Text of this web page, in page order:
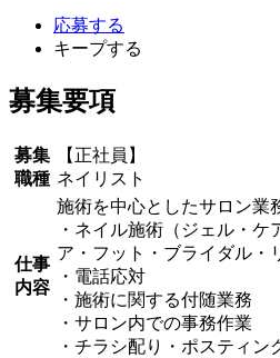
応募する
キープする
募集要項
募集
職種
【正社員】
ネイリスト
仕事
内容
施術を中心としたサロン業
・ネイル施術（ジェル・ケ
ア・フット・ブライダル・
・電話応対
・施術に関する付随業務
・サロン内での事務作業
・チラシ配り・ポスティン